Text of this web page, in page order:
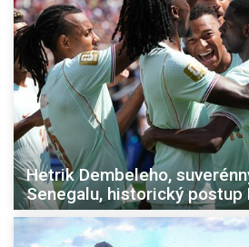
Hetrik Dembeleho,
Senegalu, historický postup